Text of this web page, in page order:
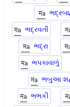
ભદ્રવતી
ભદ્રા
ભપકાવાળું
ભબુઆ
ભભકી